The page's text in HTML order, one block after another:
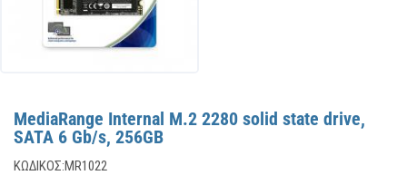
MediaRange Internal M.2 2280 solid state drive,
SATA 6 Gb/s, 256GB
ΚΩΔΙΚΌΣ:MR1022